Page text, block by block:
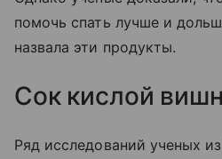
помочь спать лучше и
назвала эти продукты.
Сок кислой
Ряд исследований ученых